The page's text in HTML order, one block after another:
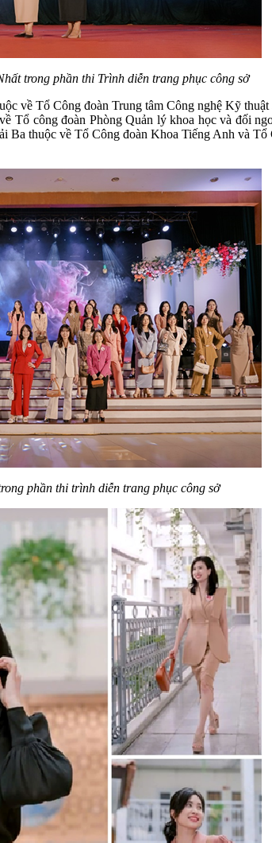
trong phần thi Trình diễn trang phục công sở
về Tổ Công đoàn Trung tâm Công nghệ Kỹ thuật
Tổ công đoàn Phòng Quản lý khoa học và đối
Ba thuộc về Tổ Công đoàn Khoa Tiếng Anh và Tổ
phần thi trình diễn trang phục công sở